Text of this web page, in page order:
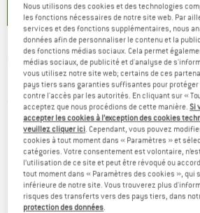
CMP - Girl's Pant Long
Pantalon softshell
(0)
Nous utilisons des cookies et des technologies
les fonctions nécessaires de notre site web. Par
services et des fonctions supplémentaires, nous
données afin de personnaliser le contenu et la
des fonctions médias sociaux. Cela permet
médias sociaux, de publicité et d'analyse de
vous utilisez notre site web; certains de ces
pays tiers sans garanties suffisantes pour protéger
contre l'accès par les autorités. En cliquant sur «
acceptez que nous procédions de cette manière.Si
accepter les cookies à l’exception des cookies
veuillez cliquer ici. Cependant, vous pouvez
cookies à tout moment dans « Paramètres » et
catégories. Votre consentement est volontaire,
l’utilisation de ce site et peut être révoqué ou
tout moment dans « Paramètres des cookies », qui
inférieure de notre site. Vous trouverez plus
risques des transferts vers des pays tiers, dans
protection des données.